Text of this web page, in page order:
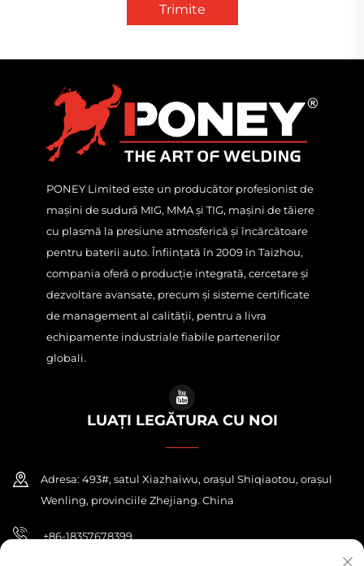
Trimite
PONEY Limited este un producător profesionist de
mașini de sudură MIG, MMA și TIG, mașini de tăiere
cu plasmă la presiune atmosferică și încărcătoare
pentru baterii auto. Înființată în 2009 în Taizhou,
compania oferă o producție integrată, cercetare și
dezvoltare avansate, precum și sisteme certificate
de management al calității, pentru a livra
echipamente industriale fiabile partenerilor
globali.
LUAȚI LEGĂTURA CU NOI
Adresa: 493#, satul Xiazhaiwu, orașul Shiqiaotou, orașul
Wenling, provinciile Zhejiang. China
+86-18357678399